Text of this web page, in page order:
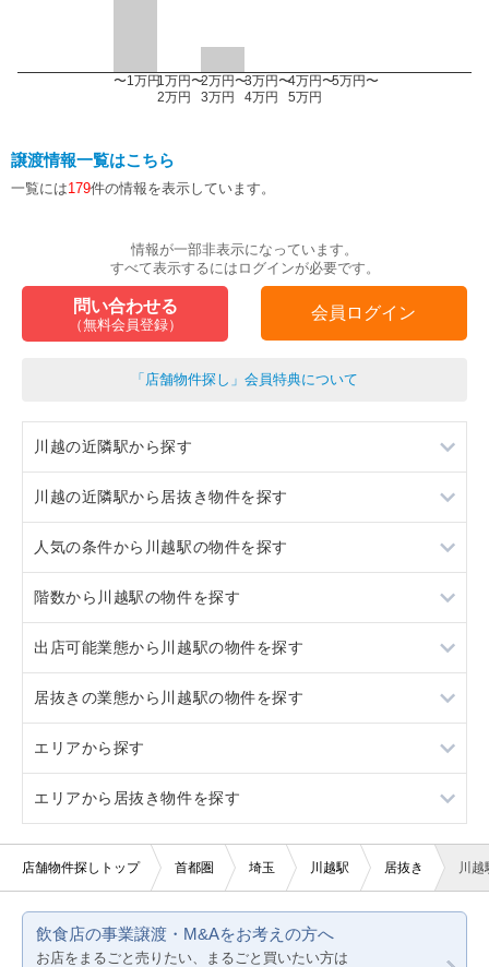
〜1万円1万円〜
2万円
2万円〜
3万円
3万円〜
4万円
4万円〜
5万円
5万円〜
譲渡情報一覧はこちら
一覧には179件の情報を表示しています。
情報が一部非表示になっています。
すべて表示するにはログインが必要です。
問い合わせる
（無料会員登録）
会員ログイン
「店舗物件探し」会員特典について
川越の近隣駅から探す
川越市
川越の近隣駅から居抜き物件を探す
川越市
人気の条件から川越駅の物件を探す
居抜き
スケルトン
ロードサイド物件
駐車場あり
看板取り付け可
10坪以下
賃料10万円以下
階数から川越駅の物件を探す
地下
1階
2階
3階以上
出店可能業態から川越駅の物件を探す
重飲食
軽飲食
バー・クラブ
美容室・理容室
医療・歯科・クリニック
居抜きの業態から川越駅の物件を探す
バー
居酒屋・ダイニングバー
洋食
エリアから探す
東京23区
東京都下
千葉
エリアから居抜き物件を探す
東京23区
神奈川
店舗物件探しトップ 首都圏 埼玉 川越駅 居抜き 川
飲食店の事業譲渡・M&Aをお考えの方へ
お店をまるごと売りたい、まるごと買いたい方は